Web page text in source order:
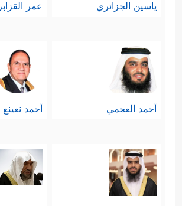
ياسين الجزائري عمر
أحمد العجمي أحمد نعينع